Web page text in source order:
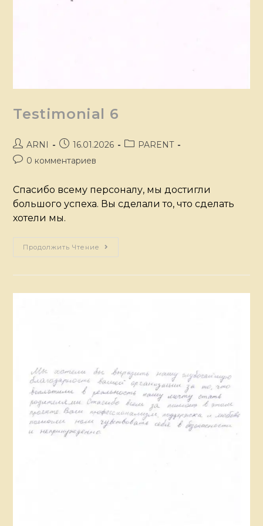
Testimonial 6
ARNI 16.01.2026
PARENT
0 комментариев
Спасибо всему персоналу, мы достигли
большого успеха. Вы сделали то, что сделать
хотели мы.
Продолжить Чтение